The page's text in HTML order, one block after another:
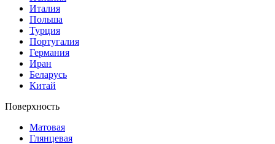
Италия
Польша
Турция
Португалия
Германия
Иран
Беларусь
Китай
Поверхность
Матовая
Глянцевая